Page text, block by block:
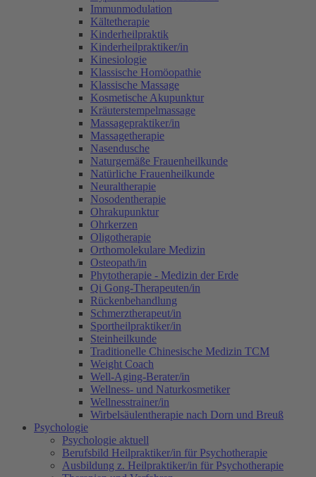
Immunmodulation
Kältetherapie
Kinderheilpraktik
Kinderheilpraktiker/in
Kinesiologie
Klassische Homöopathie
Klassische Massage
Kosmetische Akupunktur
Kräuterstempelmassage
Massagepraktiker/in
Massagetherapie
Nasendusche
Naturgemäße Frauenheilkunde
Natürliche Frauenheilkunde
Neuraltherapie
Nosodentherapie
Ohrakupunktur
Ohrkerzen
Oligotherapie
Orthomolekulare Medizin
Osteopath/in
Phytotherapie - Medizin der Erde
Qi Gong-Therapeuten/in
Rückenbehandlung
Schmerztherapeut/in
Sportheilpraktiker/in
Steinheilkunde
Traditionelle Chinesische Medizin TCM
Weight Coach
Well-Aging-Berater/in
Wellness- und Naturkosmetiker
Wellnesstrainer/in
Wirbelsäulentherapie nach Dorn und Breuß
Psychologie
Psychologie aktuell
Berufsbild Heilpraktiker/in für Psychotherapie
Ausbildung z. Heilpraktiker/in für Psychotherapie